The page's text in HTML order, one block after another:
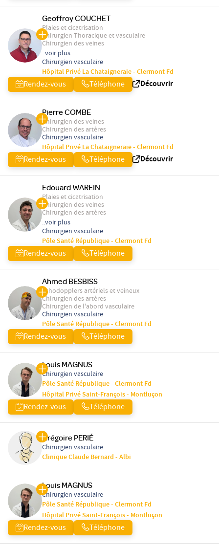
Geoffroy COUCHET
Plaies et cicatrisation
Chirurgien Thoracique et vasculaire
Chirurgien des veines
..voir plus
Chirurgien vasculaire
Hôpital Privé La Chataigneraie - Clermont Fd
Rendez-vous Téléphone Découvrir
Pierre COMBE
Chirurgien des veines
Chirurgien des artères
Chirurgien vasculaire
Hôpital Privé La Chataigneraie - Clermont Fd
Rendez-vous Téléphone Découvrir
Edouard WAREIN
Plaies et cicatrisation
Chirurgien des veines
Chirurgien des artères
..voir plus
Chirurgien vasculaire
Pôle Santé République - Clermont Fd
Rendez-vous Téléphone
Ahmed BESBISS
Echodopplers artériels et veineux
Chirurgien des artères
Chirurgien de l'abord vasculaire
Chirurgien vasculaire
Pôle Santé République - Clermont Fd
Rendez-vous Téléphone
Louis MAGNUS
Chirurgien vasculaire
Pôle Santé République - Clermont Fd
Hôpital Privé Saint-François - Montluçon
Rendez-vous Téléphone
Grégoire PERIÉ
Chirurgien vasculaire
Clinique Claude Bernard - Albi
Louis MAGNUS
Chirurgien vasculaire
Pôle Santé République - Clermont Fd
Hôpital Privé Saint-François - Montluçon
Rendez-vous Téléphone